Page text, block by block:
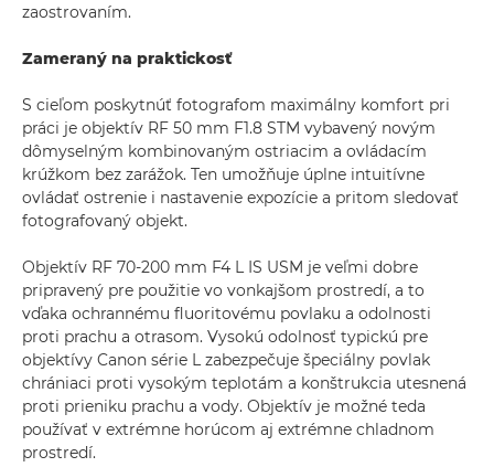
zaostrovaním.
Zameraný na praktickosť
S cieľom poskytnúť fotografom maximálny komfort pri
práci je objektív RF 50 mm F1.8 STM vybavený novým
dômyselným kombinovaným ostriacim a ovládacím
krúžkom bez zarážok. Ten umožňuje úplne intuitívne
ovládať ostrenie i nastavenie expozície a pritom sledovať
fotografovaný objekt.
Objektív RF 70-200 mm F4 L IS USM je veľmi dobre
pripravený pre použitie vo vonkajšom prostredí, a to
vďaka ochrannému fluoritovému povlaku a odolnosti
proti prachu a otrasom. Vysokú odolnosť typickú pre
objektívy Canon série L zabezpečuje špeciálny povlak
chrániaci proti vysokým teplotám a konštrukcia utesnená
proti prieniku prachu a vody. Objektív je možné teda
používať v extrémne horúcom aj extrémne chladnom
prostredí.